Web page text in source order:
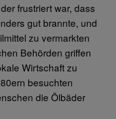
frustriert war, dass
gut brannte, und
zu vermarkten
Behörden griffen
Wirtschaft zu
besuchten
die Ölbäder